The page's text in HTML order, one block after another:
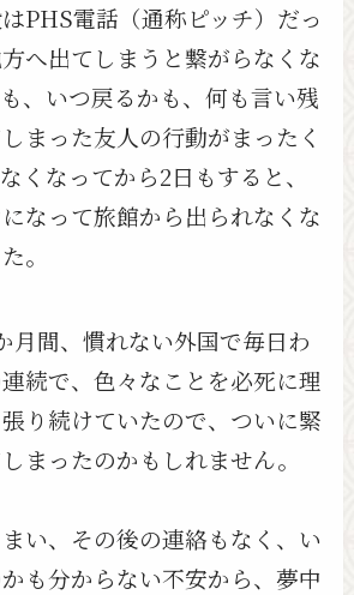
PHS電話（通称ピッチ）だっ
へ出てしまうと繋がらなくな
、いつ戻るかも、何も言い残
まった友人の行動がまったく
くなってから2日もすると、
なって旅館から出られなくな
。
月間、慣れない外国で毎日わ
続で、色々なことを必死に理
り続けていたので、ついに緊
まったのかもしれません。
い、その後の連絡もなく、い
も分からない不安から、夢中